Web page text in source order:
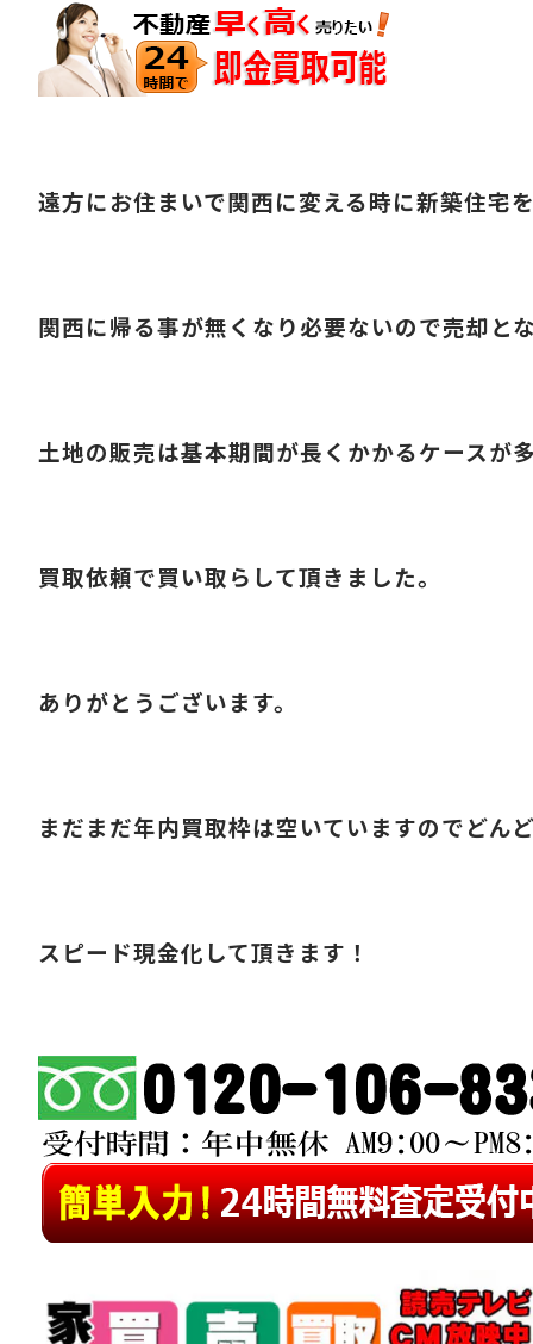
遠方にお住まいで関西に変える時に新築住宅
関西に帰る事が無くなり必要ないので売却と
土地の販売は基本期間が長くかかるケースが
買取依頼で買い取らして頂きました。
ありがとうございます。
まだまだ年内買取枠は空いていますのでどん
スピード現金化して頂きます！